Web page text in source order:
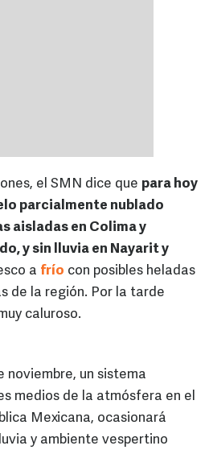
el SMN dice que para hoy
parcialmente nublado
aisladas en Colima y
y sin lluvia en Nayarit y
a frío con posibles heladas
de la región. Por la tarde
caluroso.
noviembre, un sistema
medios de la atmósfera en el
Mexicana, ocasionará
y ambiente vespertino